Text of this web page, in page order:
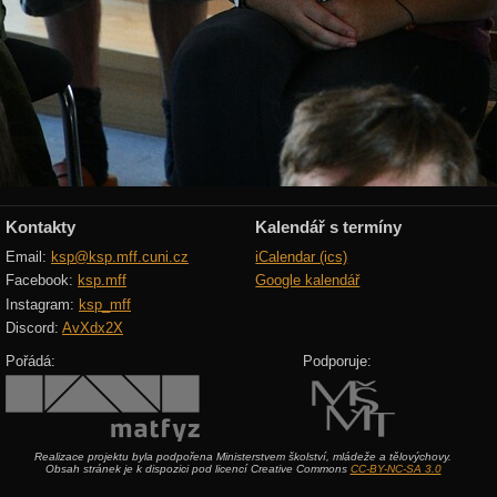
Kontakty
Email: ksp@ksp.mff.cuni.cz
Facebook: ksp.mff
Instagram: ksp_mff
Discord: AvXdx2X
Kalendář s termíny
iCalendar (ics)
Google kalendář
Pořádá: Podporuje:
Realizace projektu byla podpořena Ministerstvem školství, mládeže a tělovýchovy.
Obsah stránek je k dispozici pod licencí Creative Commons CC-BY-NC-SA 3.0